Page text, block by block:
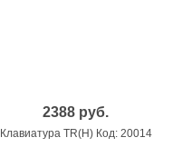
2388 руб.
Клавиатура TR(H) Код: 20014